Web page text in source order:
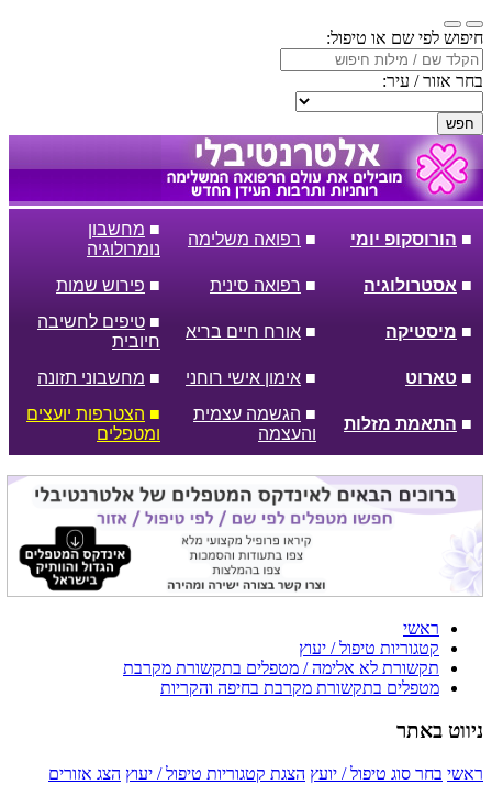
חיפוש לפי שם או טיפול:
בחר אזור / עיר:
חפש
■ הורוסקופ יומי ■ רפואה משלימה
■ מחשבון
נומרולוגיה
■ אסטרולוגיה ■ רפואה סינית ■ פירוש שמות
■ מיסטיקה ■ אורח חיים בריא
■ טיפים לחשיבה
חיובית
■ טארוט ■ אימון אישי רוחני ■ מחשבוני תזונה
■ התאמת מזלות
■ הגשמה עצמית
והעצמה
■ הצטרפות יועצים
ומטפלים
ראשי
קטגוריות טיפול / יעוץ
תקשורת לא אלימה / מטפלים בתקשורת מקרבת
מטפלים בתקשורת מקרבת בחיפה והקריות
ניווט באתר
ראשי בחר סוג טיפול / יועץ הצגת קטגוריות טיפול / יעוץ הצג אזורים